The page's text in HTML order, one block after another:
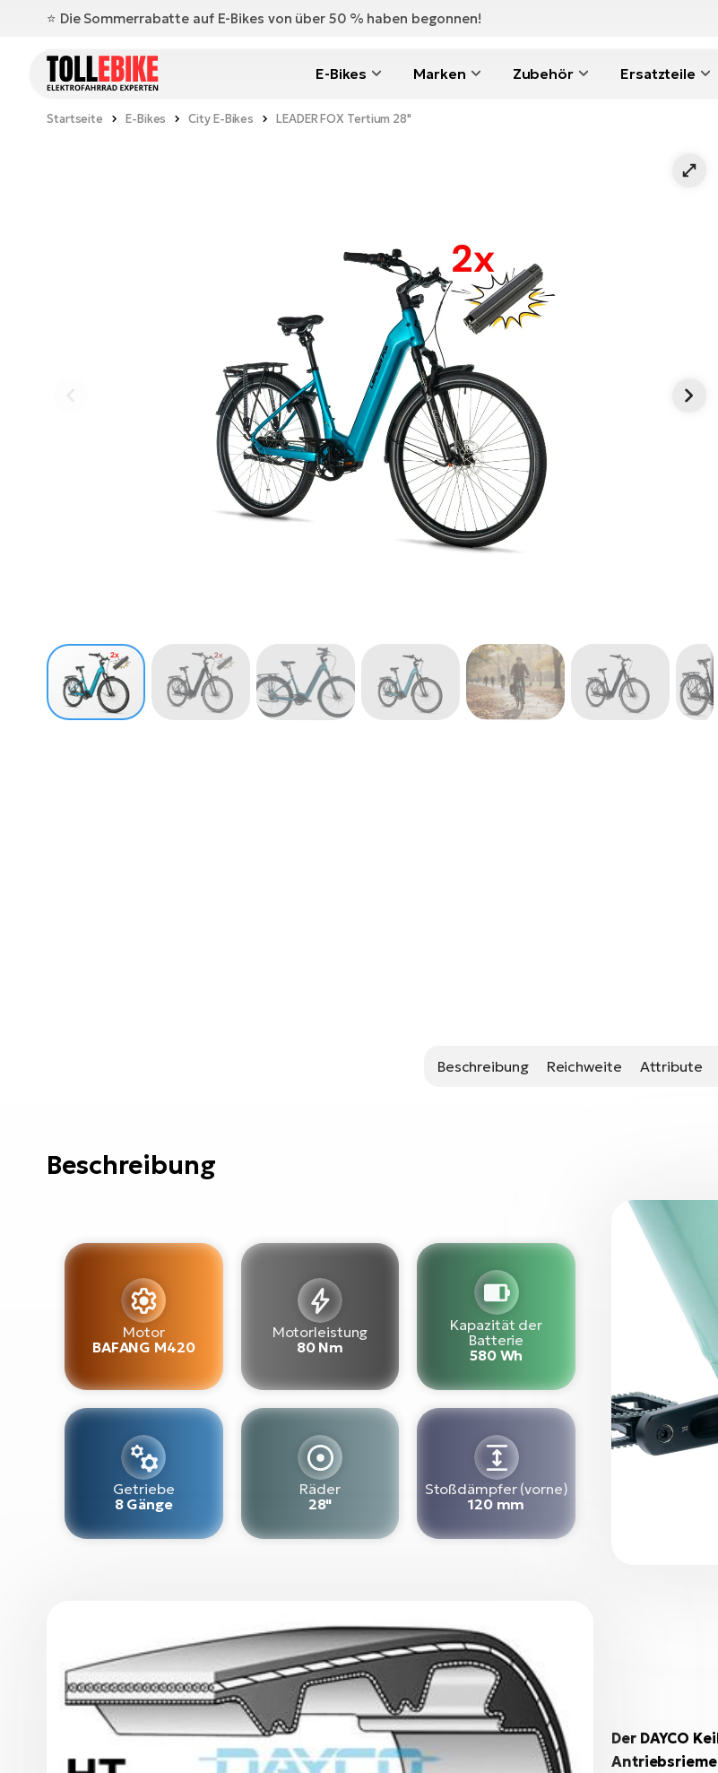
⭐️ Die Sommerrabatte auf E-Bikes von über 50 % haben begonnen!
E-Bikes Marken Zubehör Ersatzteile
Startseite E-Bikes City E-Bikes LEADER FOX Tertium 28"
Beschreibung Reichweite Attribute
Beschreibung
Motor
BAFANG M420
Motorleistung
80 Nm
Kapazität der
Batterie
580 Wh
Getriebe
8 Gänge
Räder
28"
Stoßdämpfer (vorne)
120 mm
Der DAYCO